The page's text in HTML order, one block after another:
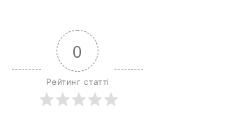
0
Рейтинг статті